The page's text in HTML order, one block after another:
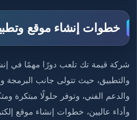
خطوات إنشاء موقع
شركة قيمة تك تلعب دورًا مهمًا في
والتطبيق، حيث تتولى جانب البرمجة
والدعم الفني، وتوفر حلولًا مبتكرة
وأداء عاليين، خطوات إنشاء موقع